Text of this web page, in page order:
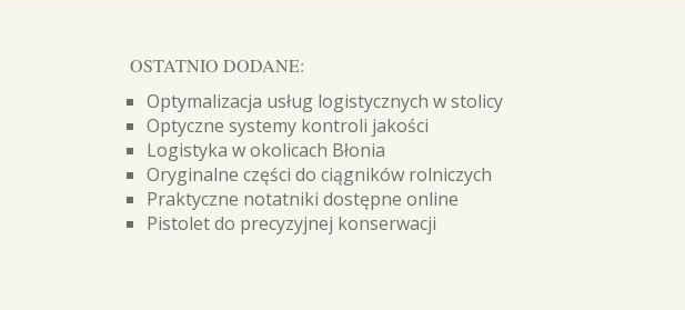
OSTATNIO DODANE:
Optymalizacja usług logistycznych w stolicy
Optyczne systemy kontroli jakości
Logistyka w okolicach Błonia
Oryginalne części do ciągników rolniczych
Praktyczne notatniki dostępne online
Pistolet do precyzyjnej konserwacji